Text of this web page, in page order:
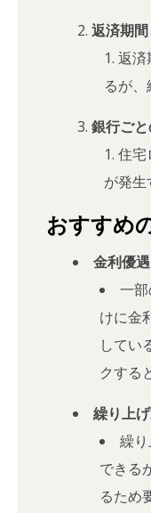
返済期
返済
るが、
銀行ご
住宅
が発生
おすすめ
金利優
一
けに金
してい
クする
繰り上
繰
できる
るため